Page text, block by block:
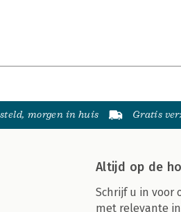
morgen in huis Gratis
Altijd op de
Schrijf u in voor
met relevante